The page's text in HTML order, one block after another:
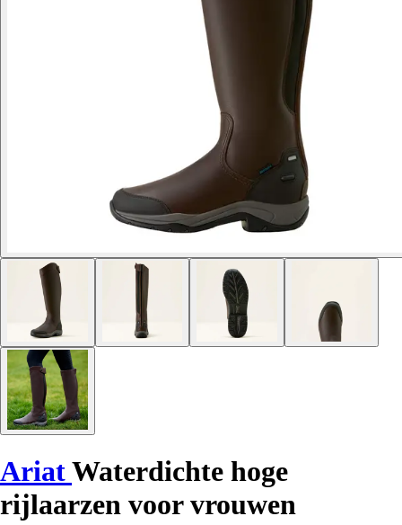
AriatWaterdichte hoge
rijlaarzen voor vrouwen